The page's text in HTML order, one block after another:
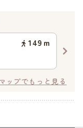
149 ｍ
ップでもっと見る